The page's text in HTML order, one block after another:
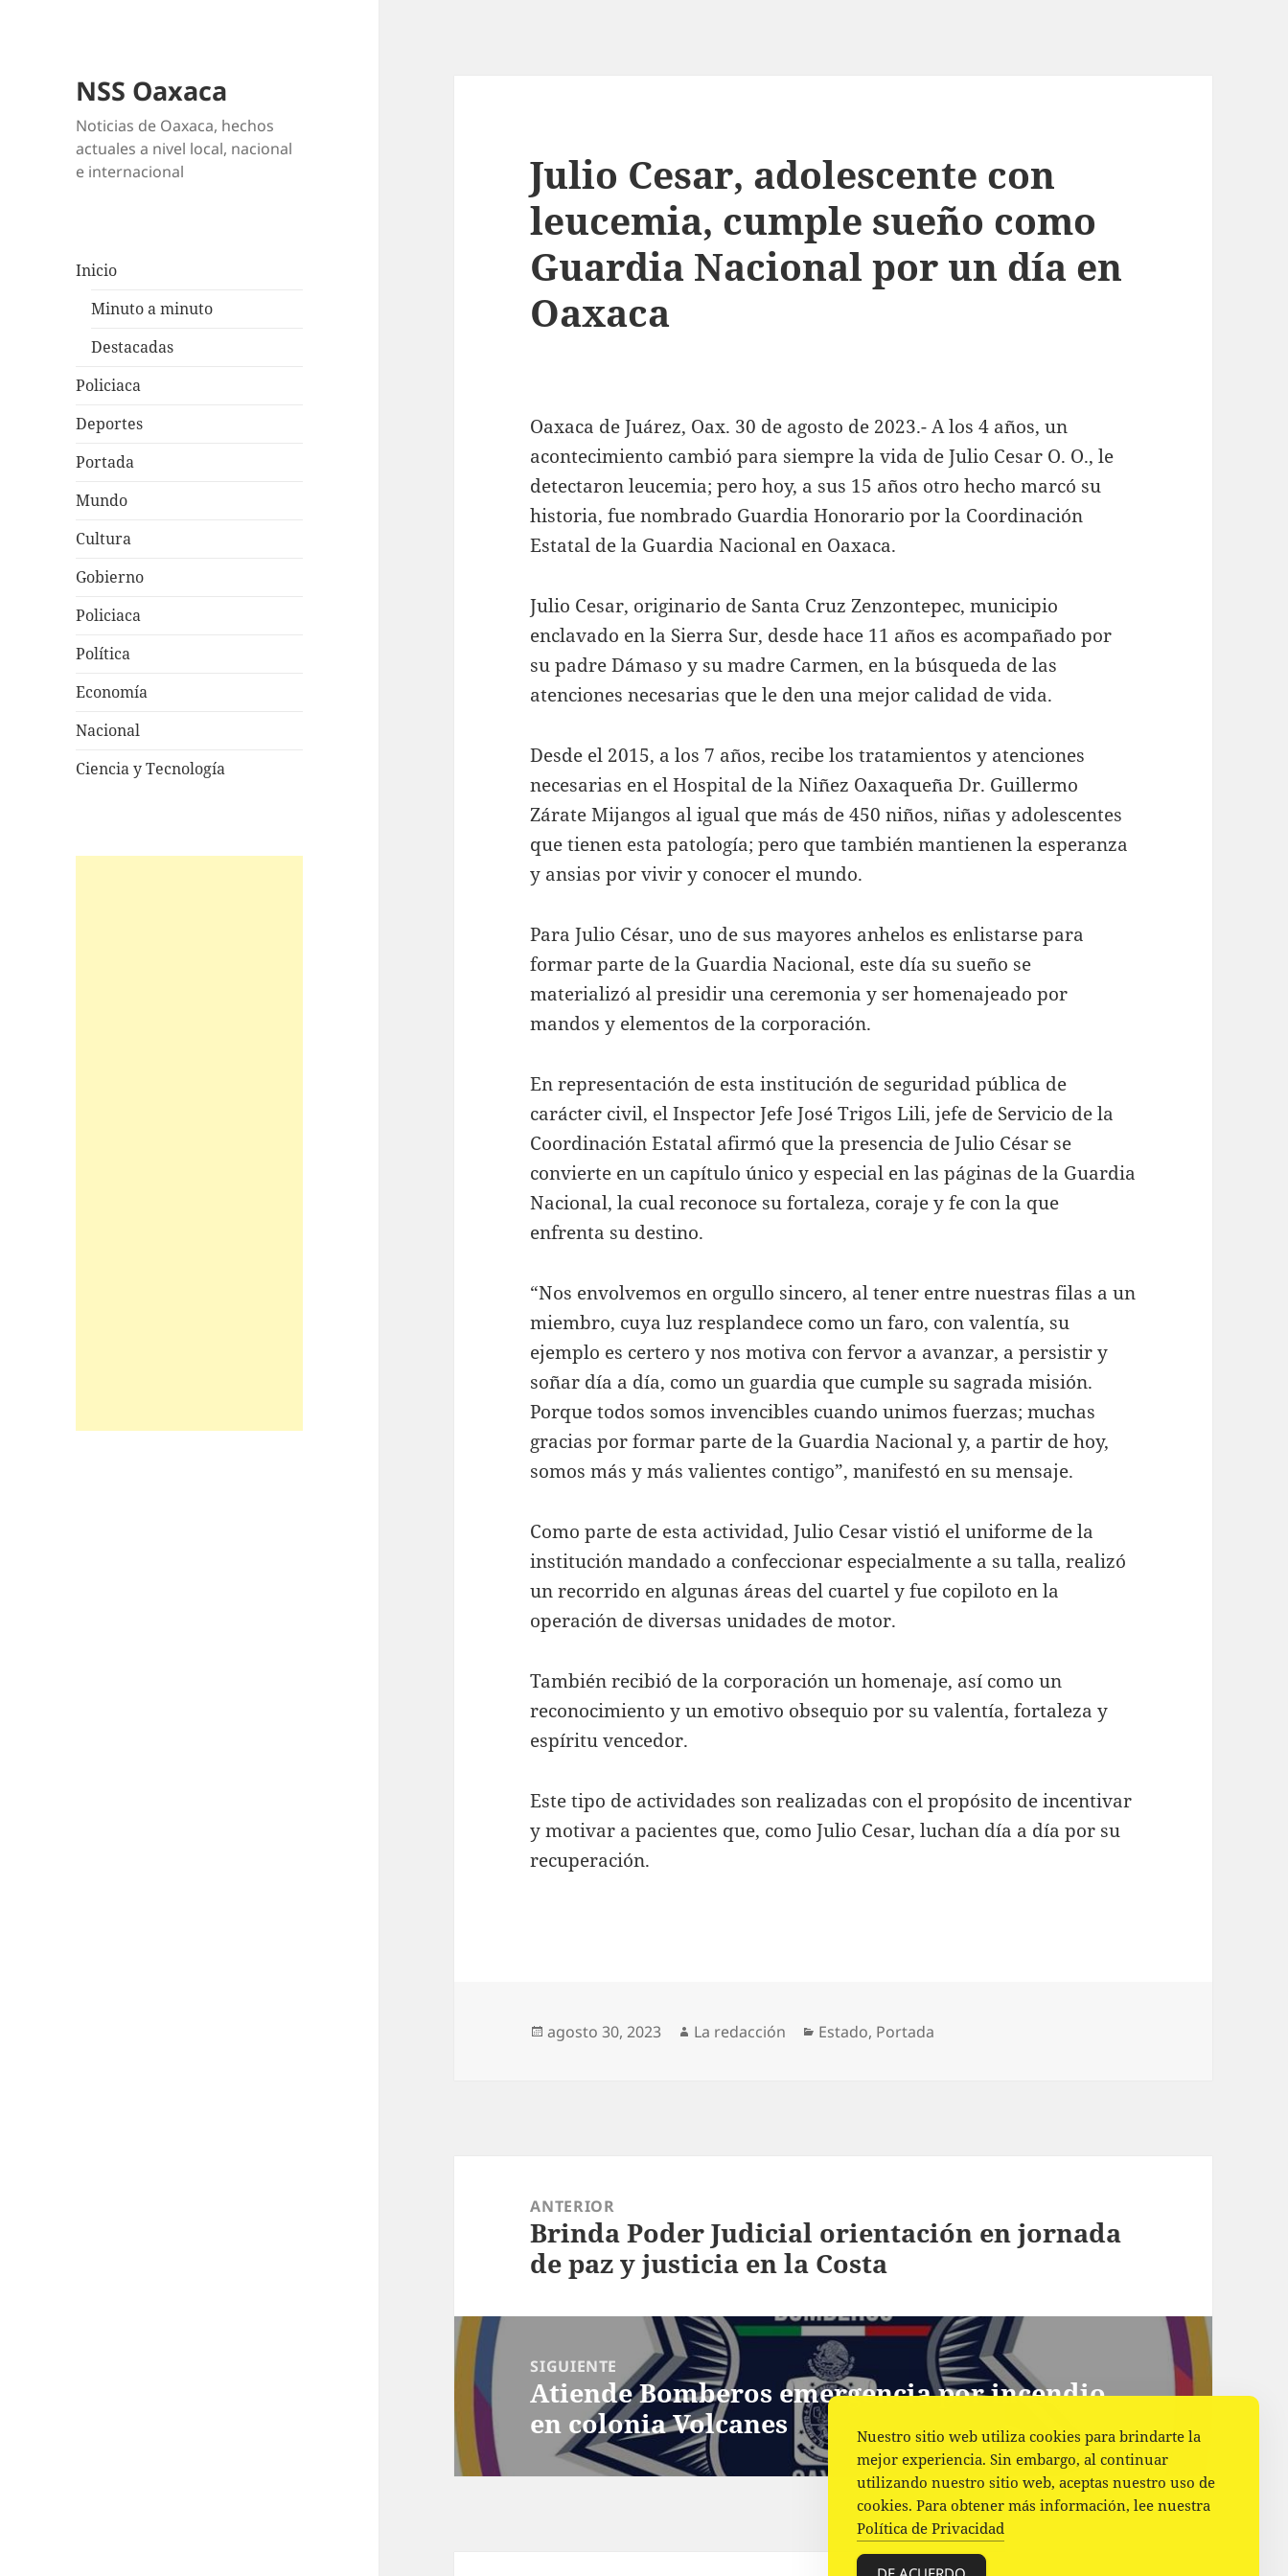
NSS Oaxaca
Noticias de Oaxaca, hechos
actuales a nivel local, nacional
e internacional
Inicio
Minuto a minuto
Destacadas
Policiaca
Deportes
Portada
Mundo
Cultura
Gobierno
Policiaca
Política
Economía
Nacional
Ciencia y Tecnología
Julio Cesar, adolescente con
leucemia, cumple sueño como
Guardia Nacional por un día en
Oaxaca
Oaxaca de Juárez, Oax. 30 de agosto de 2023.- A los 4 años, un
acontecimiento cambió para siempre la vida de Julio Cesar O. O., le
detectaron leucemia; pero hoy, a sus 15 años otro hecho marcó su
historia, fue nombrado Guardia Honorario por la Coordinación
Estatal de la Guardia Nacional en Oaxaca.
Julio Cesar, originario de Santa Cruz Zenzontepec, municipio
enclavado en la Sierra Sur, desde hace 11 años es acompañado por
su padre Dámaso y su madre Carmen, en la búsqueda de las
atenciones necesarias que le den una mejor calidad de vida.
Desde el 2015, a los 7 años, recibe los tratamientos y atenciones
necesarias en el Hospital de la Niñez Oaxaqueña Dr. Guillermo
Zárate Mijangos al igual que más de 450 niños, niñas y adolescentes
que tienen esta patología; pero que también mantienen la esperanza
y ansias por vivir y conocer el mundo.
Para Julio César, uno de sus mayores anhelos es enlistarse para
formar parte de la Guardia Nacional, este día su sueño se
materializó al presidir una ceremonia y ser homenajeado por
mandos y elementos de la corporación.
En representación de esta institución de seguridad pública de
carácter civil, el Inspector Jefe José Trigos Lili, jefe de Servicio de la
Coordinación Estatal afirmó que la presencia de Julio César se
convierte en un capítulo único y especial en las páginas de la Guardia
Nacional, la cual reconoce su fortaleza, coraje y fe con la que
enfrenta su destino.
“Nos envolvemos en orgullo sincero, al tener entre nuestras filas a un
miembro, cuya luz resplandece como un faro, con valentía, su
ejemplo es certero y nos motiva con fervor a avanzar, a persistir y
soñar día a día, como un guardia que cumple su sagrada misión.
Porque todos somos invencibles cuando unimos fuerzas; muchas
gracias por formar parte de la Guardia Nacional y, a partir de hoy,
somos más y más valientes contigo”, manifestó en su mensaje.
Como parte de esta actividad, Julio Cesar vistió el uniforme de la
institución mandado a confeccionar especialmente a su talla, realizó
un recorrido en algunas áreas del cuartel y fue copiloto en la
operación de diversas unidades de motor.
También recibió de la corporación un homenaje, así como un
reconocimiento y un emotivo obsequio por su valentía, fortaleza y
espíritu vencedor.
Este tipo de actividades son realizadas con el propósito de incentivar
y motivar a pacientes que, como Julio Cesar, luchan día a día por su
recuperación.
Publicado
agosto 30, 2023 Autor
La redacción Categorías
Estado, Portada
entradas
ANTERIOR
Entrada
anterior:
Brinda Poder Judicial orientación en jornada
de paz y justicia en la Costa
SIGUIENTE
Siguiente
entrada:
Atiende Bomberos emergencia por incendio
en colonia Volcanes
Nuestro sitio web utiliza cookies para brindarte la
mejor experiencia. Sin embargo, al continuar
utilizando nuestro sitio web, aceptas nuestro uso de
cookies. Para obtener más información, lee nuestra
Política de Privacidad